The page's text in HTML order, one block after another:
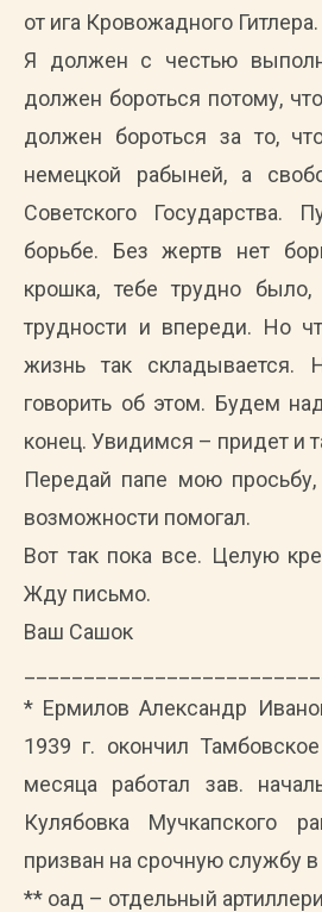
от ига Кровожадного
Я должен с честью
должен бороться потому,
должен бороться за то,
немецкой рабыней, а
Советского Государства.
борьбе. Без жертв нет
крошка, тебе трудно
трудности и впереди. Но
жизнь так складывается.
говорить об этом. Будем
конец. Увидимся – придет и
Передай папе мою
возможности помогал.
Вот так пока все. Целую
Жду письмо.
Ваш Сашок
* Ермилов Александр
1939 г. окончил
месяца работал зав.
Кулябовка Мучкапского
призван на срочную службу
** оад – отдельный